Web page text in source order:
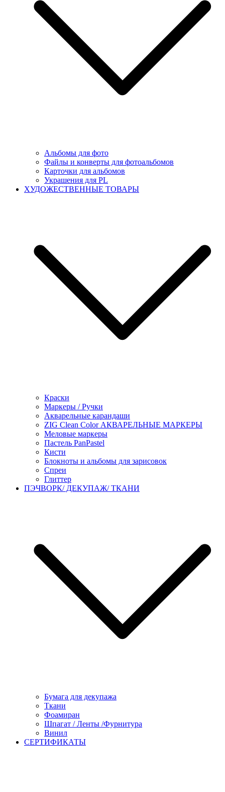
Альбомы для фото
Файлы и конверты для фотоальбомов
Карточки для альбомов
Украшения для PL
ХУДОЖЕСТВЕННЫЕ ТОВАРЫ
Краски
Маркеры / Ручки
Акварельные карандаши
ZIG Clean Color АКВАРЕЛЬНЫЕ МАРКЕРЫ
Меловые маркеры
Пастель PanPastel
Кисти
Блокноты и альбомы для зарисовок
Спреи
Глиттер
ПЭЧВОРК/ ДЕКУПАЖ/ ТКАНИ
Бумага для декупажа
Ткани
Фоамиран
Шпагат / Ленты /Фурнитура
Винил
СЕРТИФИКАТЫ